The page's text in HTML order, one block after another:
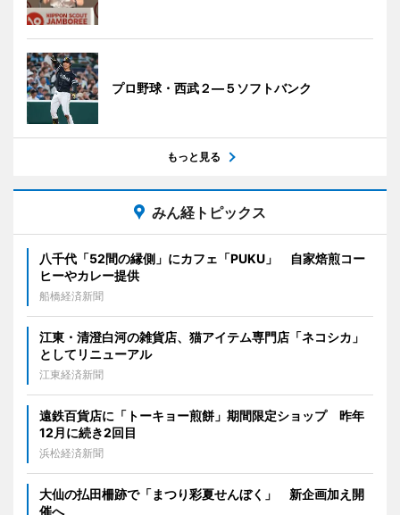
プロ野球・西武２―５ソフトバンク
もっと見る
みん経トピックス
八千代「52間の縁側」にカフェ「PUKU」 自家焙煎コー
ヒーやカレー提供
船橋経済新聞
江東・清澄白河の雑貨店、猫アイテム専門店「ネコシカ」
としてリニューアル
江東経済新聞
遠鉄百貨店に「トーキョー煎餅」期間限定ショップ 昨年
12月に続き2回目
浜松経済新聞
大仙の払田柵跡で「まつり彩夏せんぼく」 新企画加え開
催へ